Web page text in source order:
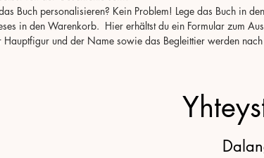
Buch personalisieren? Kein Problem! Lege das Buch in
in den Warenkorb. Hier erhältst du ein Formular zum
Hauptfigur und der Name sowie das Begleittier werden